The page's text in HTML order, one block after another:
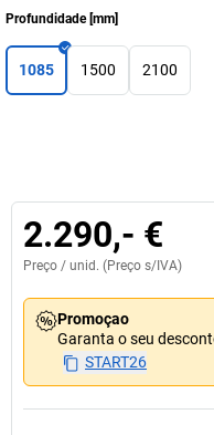
Profundidade[mm]
1085 1500 2100
2.290,- €
Preço / unid. (Preço s/IVA)
Promoçao
Garanta o seu
START26